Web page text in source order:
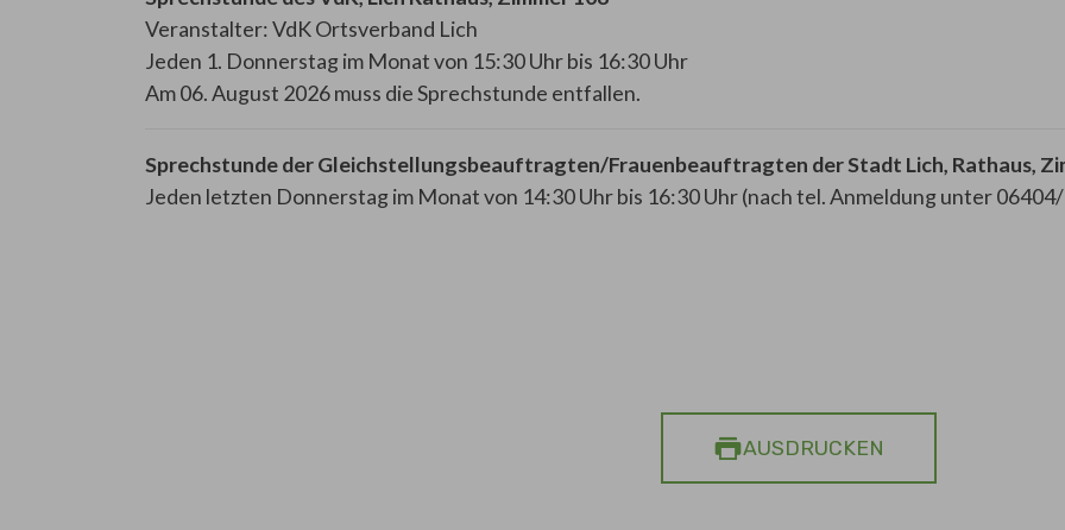
Veranstalter: VdK Ortsverband Lich
Jeden 1. Donnerstag im Monat von 15:30 Uhr bis 16:30 Uhr
Am 06. August 2026 muss die Sprechstunde entfallen.
Sprechstunde der Gleichstellungsbeauftragten/Frauenbeauftragten der Stadt Lich, Rathaus,
Jeden letzten Donnerstag im Monat von 14:30 Uhr bis 16:30 Uhr (nach tel. Anmeldung unter
AUSDRUCKEN